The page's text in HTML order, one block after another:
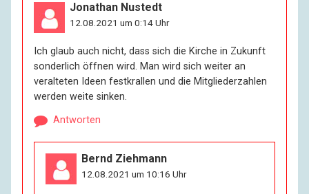
Jonathan Nustedt
12.08.2021 um 0:14 Uhr
Ich glaub auch nicht, dass sich die Kirche in Zukunft
sonderlich öffnen wird. Man wird sich weiter an
veralteten Ideen festkrallen und die Mitgliederzahlen
werden weite sinken.
Antworten
Bernd Ziehmann
12.08.2021 um 10:16 Uhr